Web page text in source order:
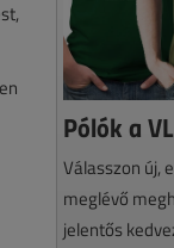
Pólók a
Válasszon új,
meglévő
jelentős